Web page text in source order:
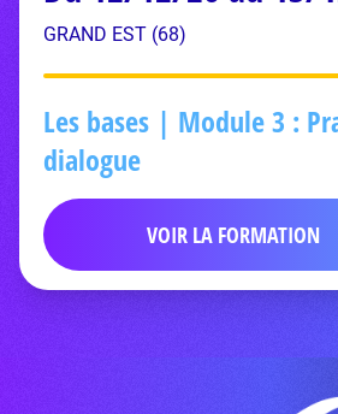
GRAND EST (68)
Les bases | Module 3 :
dialogue
VOIR LA FORMATION